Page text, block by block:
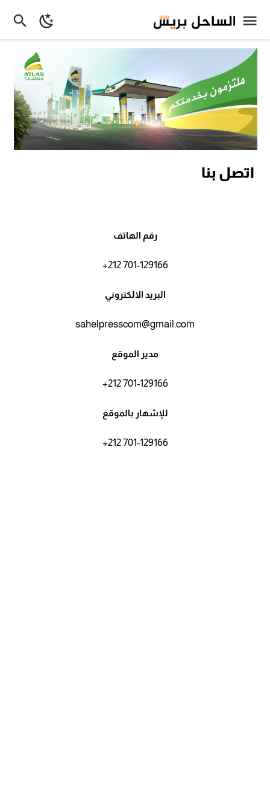
اتصل بنا
رقم الهاتف
+212 701-129166
البريد الالكتروني
sahelpresscom@gmail.com
مدير الموقع
+212 701-129166
للإشهار بالموقع
+212 701-129166